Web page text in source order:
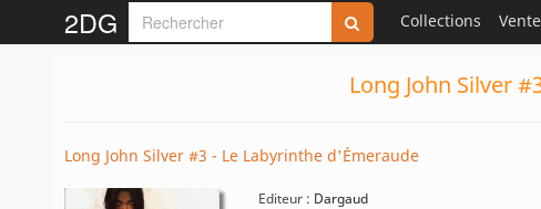
2DG Collections
Long John Silver
Long John Silver #3 - Le Labyrinthe d'Émeraude
Editeur : Dargaud